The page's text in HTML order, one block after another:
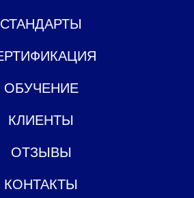
СТАНДАРТЫ
ОБУЧЕНИЕ
КЛИЕНТЫ
ОТЗЫВЫ
КОНТАКТЫ